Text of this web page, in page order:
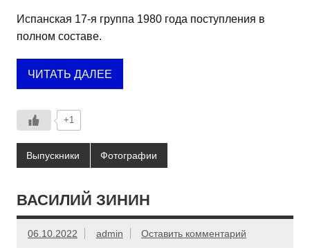
Испанская 17-я группа 1980 года поступления в
полном составе.
ЧИТАТЬ ДАЛЕЕ
+1
Выпускники Фотографии
ВАСИЛИЙ ЗИНИН
06.10.2022 admin Оставить комментарий